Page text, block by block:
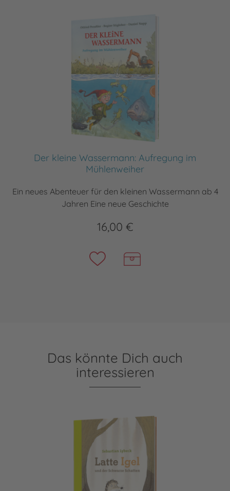
Der kleine Wassermann: Aufregung im
Mühlenweiher
Ein neues Abenteuer für den kleinen Wassermann ab 4
Jahren Eine neue Geschichte
16,00 €
Das könnte Dich auch
interessieren
Latte Igel 3: Latte Igel und der Schwarze Schatten